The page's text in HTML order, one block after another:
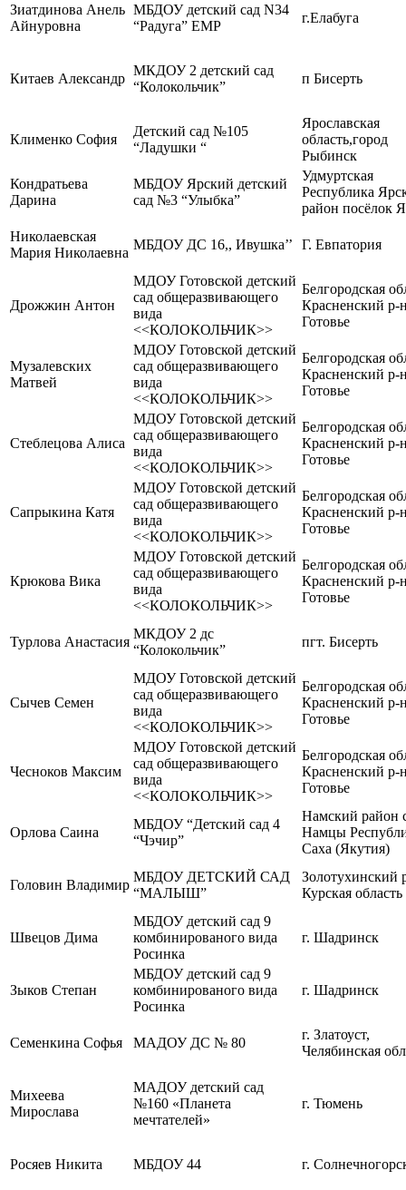
Зиатдинова Анель
Айнуровна
МБДОУ детский сад N34
“Радуга” ЕМР
г.Елабуга
Китаев Александр
МКДОУ 2 детский сад
“Колокольчик”
п Бисерть
Клименко София
Детский сад №105
“Ладушки “
Ярославская
область,город
Рыбинск
Кондратьева
Дарина
МБДОУ Ярский детский
сад №3 “Улыбка”
Удмуртская
Республика
район посёлок
Николаевская
Мария Николаевна
МБДОУ ДС 16,, Ивушка’’ Г. Евпатория
Дрожжин Антон
МДОУ Готовской детский
сад общеразвивающего
вида
<<КОЛОКОЛЬЧИК>>
Белгородская
Красненский р-
Готовье
Музалевских
Матвей
МДОУ Готовской детский
сад общеразвивающего
вида
<<КОЛОКОЛЬЧИК>>
Белгородская
Красненский р-
Готовье
Стеблецова Алиса
МДОУ Готовской детский
сад общеразвивающего
вида
<<КОЛОКОЛЬЧИК>>
Белгородская
Красненский р-
Готовье
Сапрыкина Катя
МДОУ Готовской детский
сад общеразвивающего
вида
<<КОЛОКОЛЬЧИК>>
Белгородская
Красненский р-
Готовье
Крюкова Вика
МДОУ Готовской детский
сад общеразвивающего
вида
<<КОЛОКОЛЬЧИК>>
Белгородская
Красненский р-
Готовье
Турлова Анастасия
МКДОУ 2 дс
“Колокольчик”
пгт. Бисерть
Сычев Семен
МДОУ Готовской детский
сад общеразвивающего
вида
<<КОЛОКОЛЬЧИК>>
Белгородская
Красненский р-
Готовье
Чесноков Максим
МДОУ Готовской детский
сад общеразвивающего
вида
<<КОЛОКОЛЬЧИК>>
Белгородская
Красненский р-
Готовье
Орлова Саина
МБДОУ “Детский сад 4
“Чэчир”
Намский район
Намцы
Саха (Якутия)
Головин Владимир
МБДОУ ДЕТСКИЙ САД
“МАЛЫШ”
Золотухинский
Курская область
Швецов Дима
МБДОУ детский сад 9
комбинированого вида
Росинка
г. Шадринск
Зыков Степан
МБДОУ детский сад 9
комбинированого вида
Росинка
г. Шадринск
Семенкина Софья МАДОУ ДС № 80
г. Златоуст,
Челябинская
Михеева
Мирослава
МАДОУ детский сад
№160 «Планета
мечтателей»
г. Тюмень
Росяев Никита МБДОУ 44 г.